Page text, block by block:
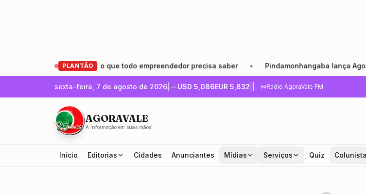
PLANTÃO
e Crescer: o que todo empreendedor precisa saber • Pindamonhangaba lança Agosto
sexta-feira, 7 de agosto de 2026 USD 5,086EUR 5,832 Rádio AgoraVale FM
AGORAVALE
A Informação em suas mãos!
Início Editorias Cidades Anunciantes Mídias Serviços Quiz